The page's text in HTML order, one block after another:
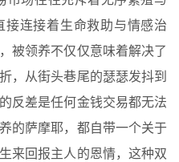
连接着生命救助与情感治
被领养不仅仅意味着解决了
，从街头巷尾的瑟瑟发抖到
反差是任何金钱交易都无法
的萨摩耶，都自带一个关于
来回报主人的恩情，这种双